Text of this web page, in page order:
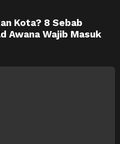
Kota? 8 Sebab
Awana Wajib Masuk